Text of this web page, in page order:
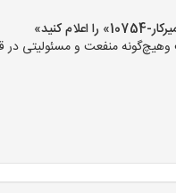
کنید»
منفعت و مسئولیتی در